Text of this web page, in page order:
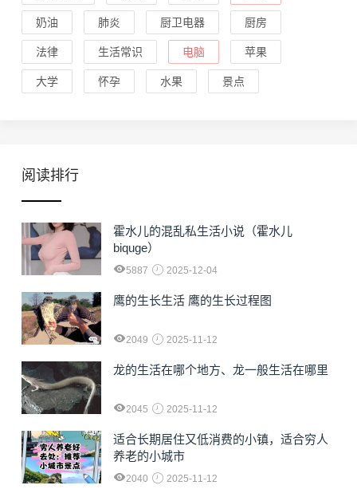
奶油 肺炎 厨卫电器 厨房
法律 生活常识 电脑 苹果
大学 怀孕 水果 景点
阅读排行
霍水儿的混乱私生活小说（霍水儿
biquge）
5887 2025-12-04
鹰的生长生活 鹰的生长过程图
2049 2025-11-12
龙的生活在哪个地方、龙一般生活在哪里
2045 2025-11-12
适合长期居住又低消费的小镇，适合穷人
养老的小城市
2040 2025-11-12